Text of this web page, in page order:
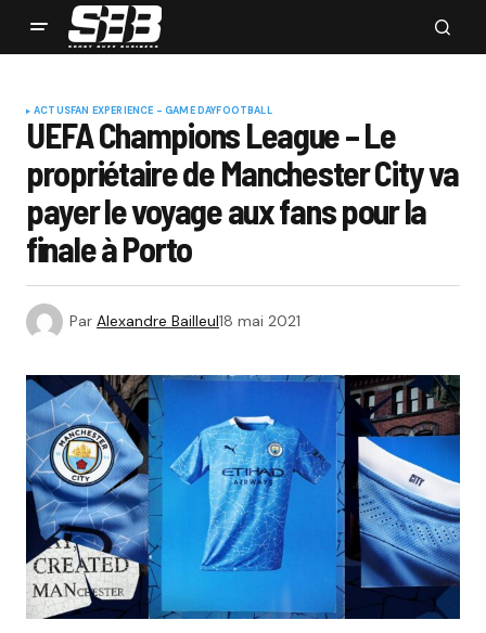
ACTUSFAN EXPERIENCE - GAME DAYFOOTBALL
UEFA Champions League – Le
propriétaire de Manchester City va
payer le voyage aux fans pour la
finale à Porto
Par Alexandre Bailleul18 mai 2021